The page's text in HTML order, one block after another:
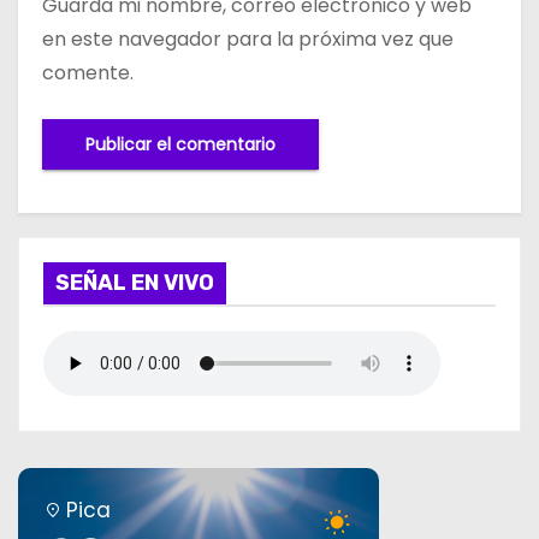
en este navegador para la próxima vez que
comente.
SEÑAL EN VIVO
Pica